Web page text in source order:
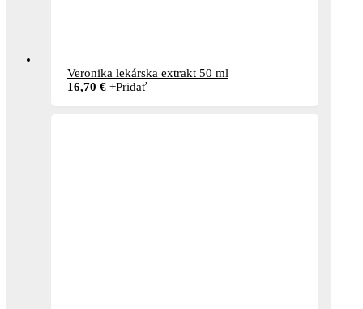
Veronika lekárska extrakt 50 ml
16,70 € +Pridať